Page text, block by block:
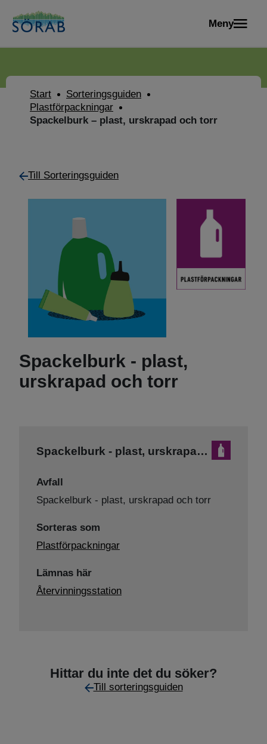
Meny
Start
Sorteringsguiden
Plastförpackningar
Spackelburk – plast, urskrapad och torr
Till Sorteringsguiden
Spackelburk - plast,
urskrapad och torr
Spackelburk - plast, urskrapad och torr
Avfall
Spackelburk - plast, urskrapad och torr
Sorteras som
Plastförpackningar
Lämnas här
Återvinningsstation
Hittar du inte det du söker?
Till sorteringsguiden